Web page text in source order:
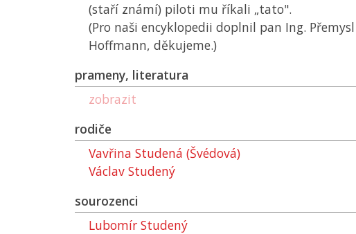
(staří známí) piloti mu říkali „tato".
(Pro naši encyklopedii doplnil pan Ing. Přemysl
Hoffmann, děkujeme.)
prameny, literatura
zobrazit
rodiče
Vavřina Studená (Švédová)
Václav Studený
sourozenci
Lubomír Studený